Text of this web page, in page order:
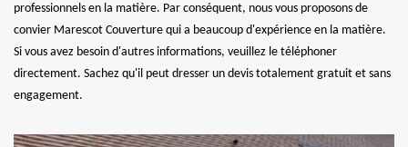
professionnels en la matière. Par conséquent, nous vous proposons de
convier Marescot Couverture qui a beaucoup d'expérience en la matière.
Si vous avez besoin d'autres informations, veuillez le téléphoner
directement. Sachez qu'il peut dresser un devis totalement gratuit et sans
engagement.